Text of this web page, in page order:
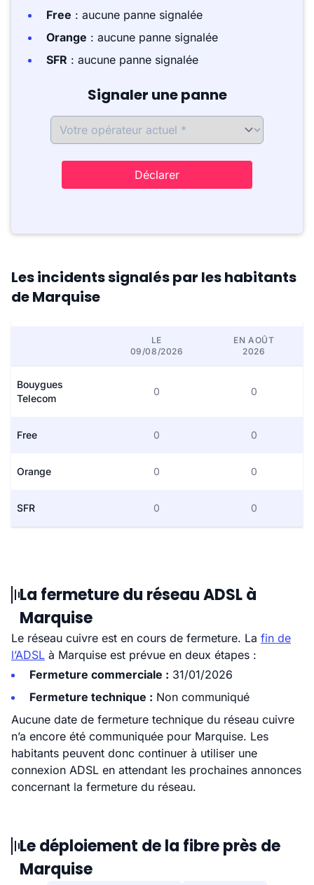
Free : aucune panne signalée
Orange : aucune panne signalée
SFR : aucune panne signalée
Signaler une panne
Déclarer
Les incidents signalés par les habitants
de Marquise
LE
09/08/2026
EN AOÛT
2026
Bouygues
Telecom
0 0
Free 0 0
Orange 0 0
SFR 0 0
La fermeture du réseau ADSL à
Marquise
Le réseau cuivre est en cours de fermeture. La fin de
l’ADSL à Marquise est prévue en deux étapes :
Fermeture commerciale : 31/01/2026
Fermeture technique : Non communiqué
Aucune date de fermeture technique du réseau cuivre
n’a encore été communiquée pour Marquise. Les
habitants peuvent donc continuer à utiliser une
connexion ADSL en attendant les prochaines annonces
concernant la fermeture du réseau.
Le déploiement de la fibre près de
Marquise